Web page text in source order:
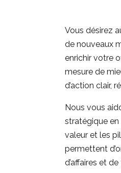
Vous désirez
de nouveaux
enrichir votre
mesure de
d’action clair,
Nous vous
stratégique
valeur et les
permettent
d’affaires et